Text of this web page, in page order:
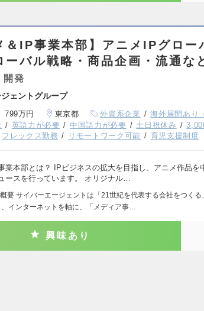
＆IP事業本部】アニメIPグロ
ーバル戦略・商品企画・流通な
開発
ェントグループ
799万円 東京都 外資系企業 海外展開あり
英語力が必要 中国語力が必要 土日祝休み
フレックス勤務 リモートワーク可能 育児支援制度
業本部とは？ IPビジネスの拡大を目指し、アニメ作品を
ースを行っています。 オリジナル…
要 サイバーエージェントは「21世紀を代表する会社をつくる
インターネットを軸に、「メディア事…
興味あり